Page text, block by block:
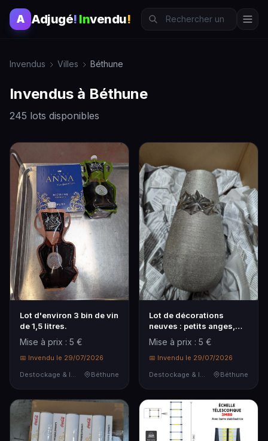
A Adjugé! Invendu!
Invendus Villes Béthune
Invendus à Béthune
245 lots disponibles
Lot d'environ 3 bin de vin
de 1,5 litres.
Mise à prix : 5 €
📅 Invendu le 29/07/2026
Destockage & Invendus
Béthune
Lot de décorations
neuves : petits anges,
ananas, décors de
mariage.
Mise à prix : 5 €
📅 Invendu le 29/07/2026
Destockage & Invendus
Béthune